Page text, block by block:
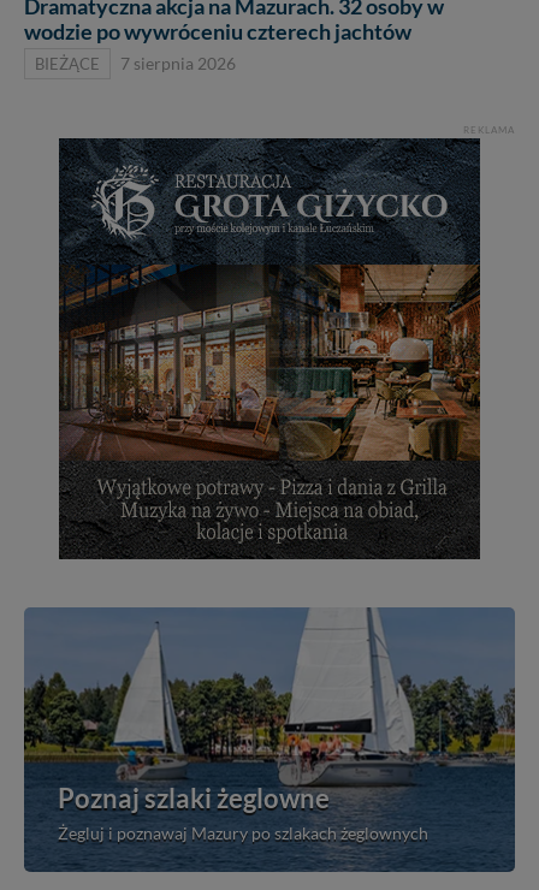
Dramatyczna akcja na Mazurach. 32 osoby w
wodzie po wywróceniu czterech jachtów
BIEŻĄCE 7 sierpnia 2026
REKLAMA
Poznaj szlaki żeglowne
Żegluj i poznawaj Mazury po szlakach żeglownych